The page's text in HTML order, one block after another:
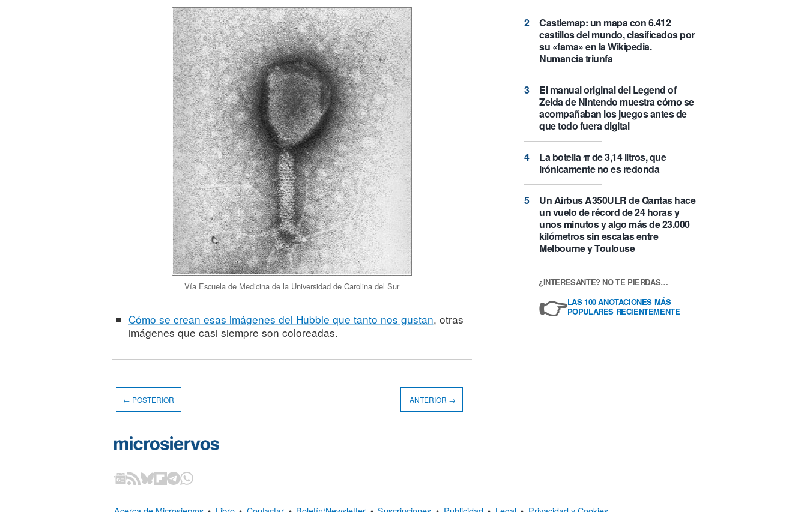
Vía Escuela de Medicina de la Universidad de Carolina del Sur
Cómo se crean esas imágenes del Hubble que tanto nos gustan, otras
imágenes que casi siempre son coloreadas.
Castlemap: un mapa con 6.412
castillos del mundo, clasificados por
su «fama» en la Wikipedia.
Numancia triunfa
El manual original del Legend of
Zelda de Nintendo muestra cómo se
acompañaban los juegos antes de
que todo fuera digital
La botella π de 3,14 litros, que
irónicamente no es redonda
Un Airbus A350ULR de Qantas hace
un vuelo de récord de 24 horas y
unos minutos y algo más de 23.000
kilómetros sin escalas entre
Melbourne y Toulouse
¿INTERESANTE? NO TE PIERDAS…
👉LAS 100 ANOTACIONES MÁS
POPULARES RECIENTEMENTE
← POSTERIOR ANTERIOR →